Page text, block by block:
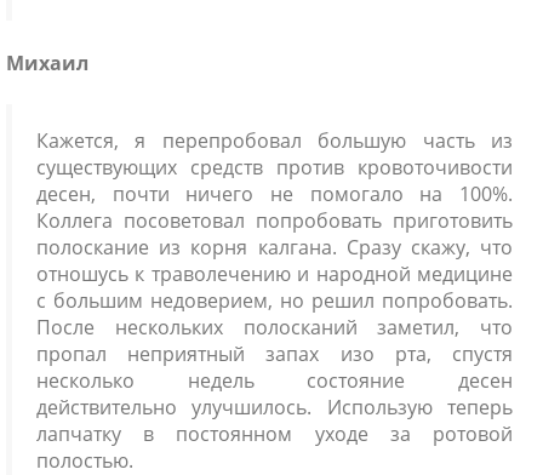
Михаил
Кажется, я перепробовал большую часть из
существующих средств против кровоточивости
десен, почти ничего не помогало на 100%.
Коллега посоветовал попробовать приготовить
полоскание из корня калгана. Сразу скажу, что
отношусь к траволечению и народной медицине
с большим недоверием, но решил попробовать.
После нескольких полосканий заметил, что
пропал неприятный запах изо рта, спустя
несколько недель состояние десен
действительно улучшилось. Использую теперь
лапчатку в постоянном уходе за ротовой
полостью.